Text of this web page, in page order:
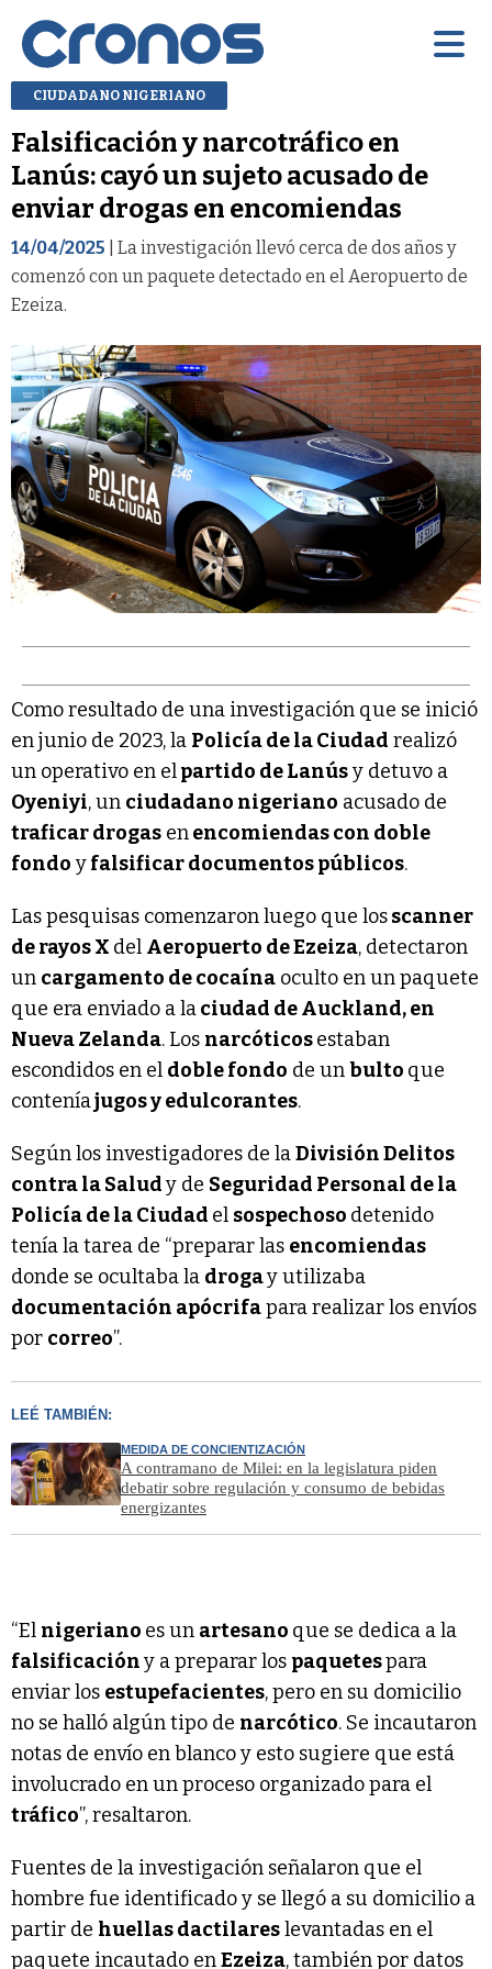
CIUDADANO NIGERIANO
Falsificación y narcotráfico en
Lanús: cayó un sujeto acusado de
enviar drogas en encomiendas
14/04/2025 | La investigación llevó cerca de dos años y
comenzó con un paquete detectado en el Aeropuerto de
Ezeiza.
Como resultado de una investigación que se inició
en junio de 2023, la Policía de la Ciudad realizó
un operativo en elpartido de Lanúsy detuvo a
Oyeniyi, un ciudadano nigeriano acusado de
traficar drogas enencomiendas con doble
fondo yfalsificar documentos públicos.
Las pesquisas comenzaron luego que losscanner
de rayos X del Aeropuerto de Ezeiza, detectaron
un cargamento de cocaína oculto en un paquete
que era enviado a laciudad de Auckland, en
Nueva Zelanda. Los narcóticosestaban
escondidos en el doble fondo de unbulto que
conteníajugos y edulcorantes.
Según los investigadores de laDivisión Delitos
contra la Saludy de Seguridad Personal de la
Policía de la Ciudad el sospechoso detenido
tenía la tarea de “preparar las encomiendas
donde se ocultaba la drogay utilizaba
documentación apócrifapara realizar los envíos
por correo”.
LEÉ TAMBIÉN:
MEDIDA DE CONCIENTIZACIÓN
A contramano de Milei: en la legislatura piden
debatir sobre regulación y consumo de bebidas
energizantes
“El nigeriano es un artesano que se dedica a la
falsificacióny a preparar los paquetespara
enviar los estupefacientes, pero en su domicilio
no se halló algún tipo de narcótico. Se incautaron
notas de envío en blanco y esto sugiere que está
involucrado en un proceso organizado para el
tráfico”, resaltaron.
Fuentes de la investigación señalaron que el
hombre fue identificado y se llegó a su domicilio a
partir de huellas dactilareslevantadas en el
paquete incautado enEzeiza, también por datos